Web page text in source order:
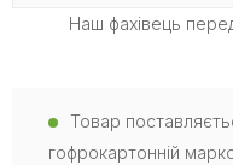
Наш фахівець
Товар
гофрокартонній